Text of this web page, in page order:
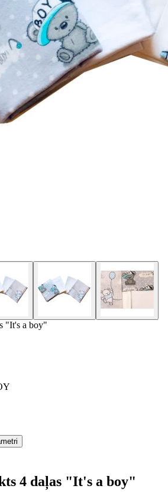
"It's a boy"
4 daļas "It's a boy"